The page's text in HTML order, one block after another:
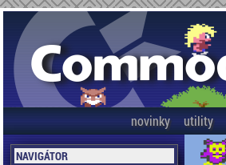
novinky utility
NAVIGÁTOR